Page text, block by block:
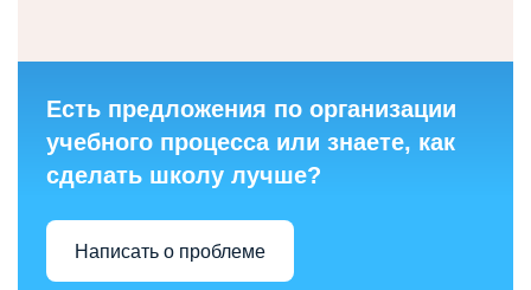
Есть предложения по организации
учебного процесса или знаете, как
сделать школу лучше?
Написать о проблеме